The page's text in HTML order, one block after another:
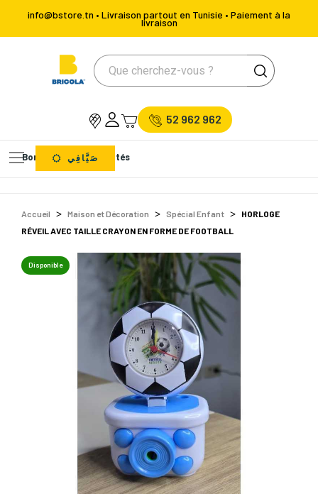
info@bstore.tn • Livraison partout en Tunisie • Paiement à la
livraison
52 962 962
Bons Plans Nouveautés
صَيَّافِي
Accueil Maison et Décoration Spécial Enfant
HORLOGE
RÉVEIL AVEC TAILLE CRAYON EN FORME DE FOOTBALL
Disponible